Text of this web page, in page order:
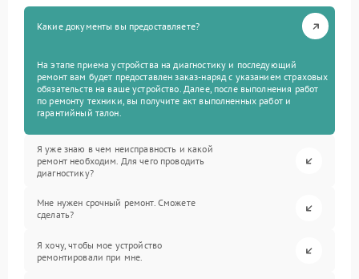
Какие документы вы предоставляете?
На этапе приема устройства на диагностику и последующий
ремонт вам будет предоставлен заказ-наряд с указанием страховых
обязательств на ваше устройство. Далее, после выполнения работ
по ремонту техники, вы получите акт выполненных работ и
гарантийный талон.
Я уже знаю в чем неисправность и какой
ремонт необходим. Для чего проводить
диагностику?
Мне нужен срочный ремонт. Сможете
сделать?
Я хочу, чтобы мое устройство
ремонтировали при мне.